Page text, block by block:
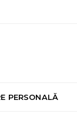
PERSONALĂ